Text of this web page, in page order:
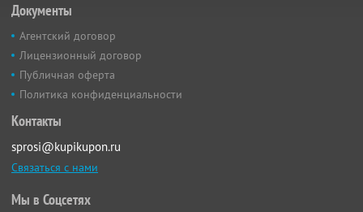
Документы
Агентский договор
Лицензионный договор
Публичная оферта
Политика конфиденциальности
Контакты
sprosi@kupikupon.ru
Связаться с нами
Мы в Соцсетях